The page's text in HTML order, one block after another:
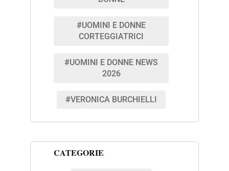
#UOMINI E DONNE
CORTEGGIATRICI
#UOMINI E DONNE NEWS
2026
#VERONICA BURCHIELLI
CATEGORIE